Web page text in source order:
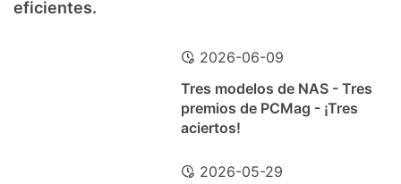
eficientes.
2026-06-09
Tres modelos de NAS - Tres
premios de PCMag - ¡Tres
aciertos!
2026-05-29